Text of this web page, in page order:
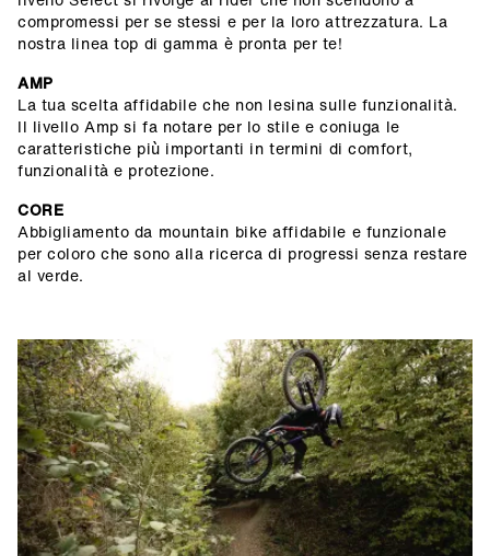
compromessi per se stessi e per la loro attrezzatura. La
nostra linea top di gamma è pronta per te!
AMP
La tua scelta affidabile che non lesina sulle funzionalità.
Il livello Amp si fa notare per lo stile e coniuga le
caratteristiche più importanti in termini di comfort,
funzionalità e protezione.
CORE
Abbigliamento da mountain bike affidabile e funzionale
per coloro che sono alla ricerca di progressi senza restare
al verde.